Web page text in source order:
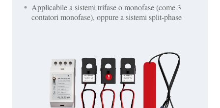
Applicabile a sistemi trifase o monofase (come 3
contatori monofase), oppure a sistemi split-phase